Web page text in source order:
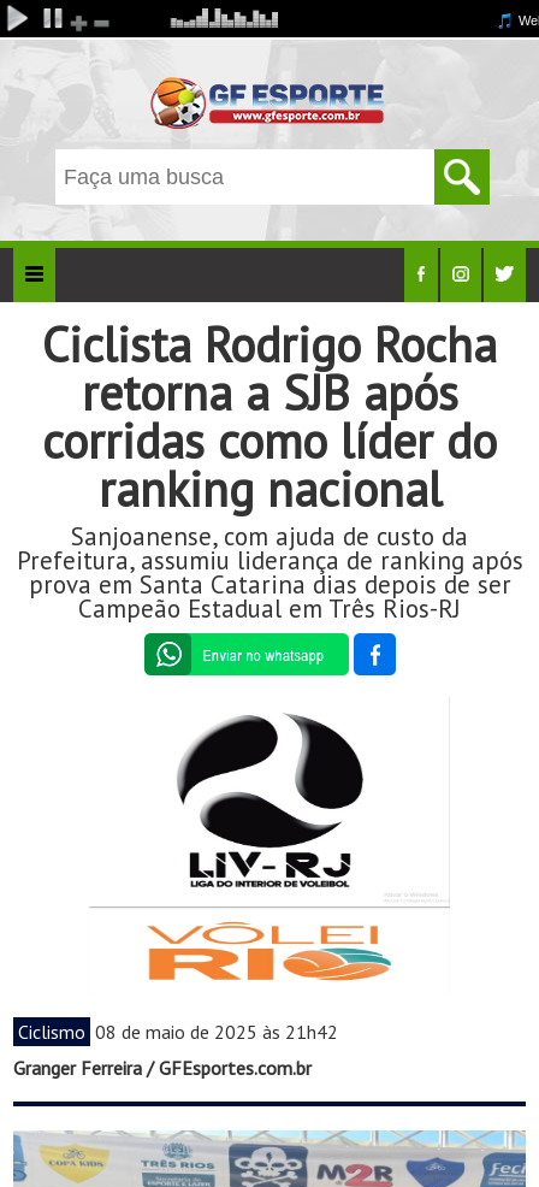
Ciclista Rodrigo Rocha
retorna a SJB após
corridas como líder do
ranking nacional
Sanjoanense, com ajuda de custo da
Prefeitura, assumiu liderança de ranking após
prova em Santa Catarina dias depois de ser
Campeão Estadual em Três Rios-RJ
Ciclismo 08 de maio de 2025 às 21h42
Granger Ferreira / GFEsportes.com.br